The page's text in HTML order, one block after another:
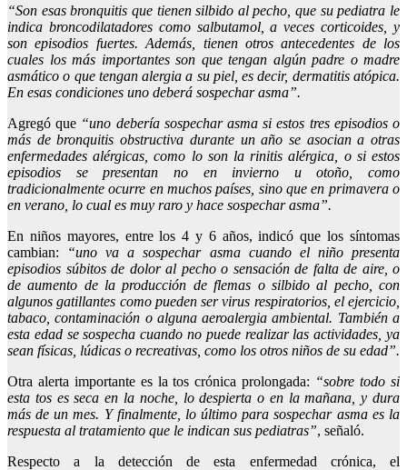
“Son esas bronquitis que tienen silbido al pecho, que su pediatra le
indica broncodilatadores como salbutamol, a veces corticoides, y
son episodios fuertes. Además, tienen otros antecedentes de los
cuales los más importantes son que tengan algún padre o madre
asmático o que tengan alergia a su piel, es decir, dermatitis atópica.
En esas condiciones uno deberá sospechar asma”.
Agregó que “uno debería sospechar asma si estos tres episodios o
más de bronquitis obstructiva durante un año se asocian a otras
enfermedades alérgicas, como lo son la rinitis alérgica, o si estos
episodios se presentan no en invierno u otoño, como
tradicionalmente ocurre en muchos países, sino que en primavera o
en verano, lo cual es muy raro y hace sospechar asma”.
En niños mayores, entre los 4 y 6 años, indicó que los síntomas
cambian:
“uno va a sospechar asma cuando el niño presenta
episodios súbitos de dolor al pecho o sensación de falta de aire, o
de aumento de la producción de flemas o silbido al pecho, con
algunos gatillantes como pueden ser virus respiratorios, el ejercicio,
tabaco, contaminación o alguna aeroalergia ambiental. También a
esta edad se sospecha cuando no puede realizar las actividades, ya
sean físicas, lúdicas o recreativas, como los otros niños de su edad”.
Otra alerta importante es la tos crónica prolongada: “sobre todo si
esta tos es seca en la noche, lo despierta o en la mañana, y dura
más de un mes. Y finalmente, lo último para sospechar asma es la
respuesta al tratamiento que le indican sus pediatras”, señaló.
Respecto a la detección de esta enfermedad crónica, el